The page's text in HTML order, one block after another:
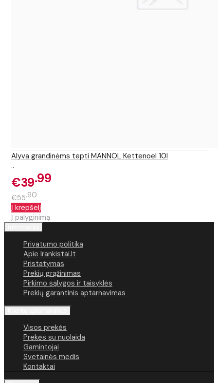
Alyva grandinėms tepti MANNOL Kettenoel 10l
..
€39 99
€55 90
Į krepšelį
Į palyginimą
Privatumo politika
Apie Irankistai.lt
Pristatymas
Prekių grąžinimas
Pirkimo sąlygos ir taisyklės
Prekių garantinis aptarnavimas
Visos prekės
Prekės su nuolaida
Gamintojai
Svetainės medis
Kontaktai